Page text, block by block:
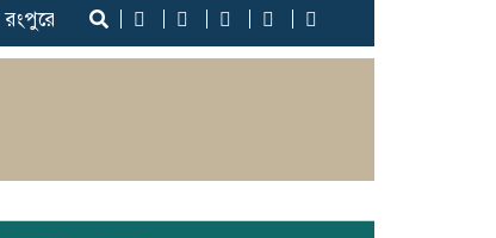
গণঅধিকার পরিষদের শ্রদ্ধাঞ্জলি ‎শহীদদের আত্মত্যাগ